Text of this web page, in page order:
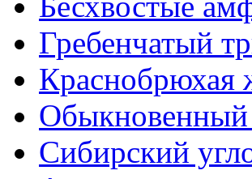
Гребенчатый
Краснобрюхая
Обыкновенный
Сибирский